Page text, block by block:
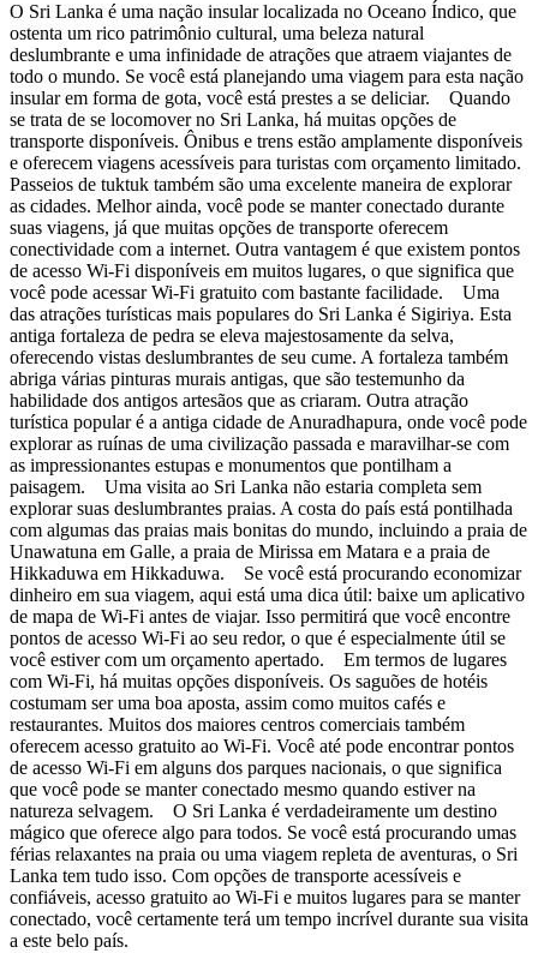
O Sri Lanka é uma nação insular localizada no Oceano Índico, que
ostenta um rico patrimônio cultural, uma beleza natural
deslumbrante e uma infinidade de atrações que atraem viajantes de
todo o mundo. Se você está planejando uma viagem para esta nação
insular em forma de gota, você está prestes a se deliciar. Quando
se trata de se locomover no Sri Lanka, há muitas opções de
transporte disponíveis. Ônibus e trens estão amplamente disponíveis
e oferecem viagens acessíveis para turistas com orçamento limitado.
Passeios de tuktuk também são uma excelente maneira de explorar
as cidades. Melhor ainda, você pode se manter conectado durante
suas viagens, já que muitas opções de transporte oferecem
conectividade com a internet. Outra vantagem é que existem pontos
de acesso Wi-Fi disponíveis em muitos lugares, o que significa que
você pode acessar Wi-Fi gratuito com bastante facilidade. Uma
das atrações turísticas mais populares do Sri Lanka é Sigiriya. Esta
antiga fortaleza de pedra se eleva majestosamente da selva,
oferecendo vistas deslumbrantes de seu cume. A fortaleza também
abriga várias pinturas murais antigas, que são testemunho da
habilidade dos antigos artesãos que as criaram. Outra atração
turística popular é a antiga cidade de Anuradhapura, onde você pode
explorar as ruínas de uma civilização passada e maravilhar-se com
as impressionantes estupas e monumentos que pontilham a
paisagem. Uma visita ao Sri Lanka não estaria completa sem
explorar suas deslumbrantes praias. A costa do país está pontilhada
com algumas das praias mais bonitas do mundo, incluindo a praia de
Unawatuna em Galle, a praia de Mirissa em Matara e a praia de
Hikkaduwa em Hikkaduwa. Se você está procurando economizar
dinheiro em sua viagem, aqui está uma dica útil: baixe um aplicativo
de mapa de Wi-Fi antes de viajar. Isso permitirá que você encontre
pontos de acesso Wi-Fi ao seu redor, o que é especialmente útil se
você estiver com um orçamento apertado. Em termos de lugares
com Wi-Fi, há muitas opções disponíveis. Os saguões de hotéis
costumam ser uma boa aposta, assim como muitos cafés e
restaurantes. Muitos dos maiores centros comerciais também
oferecem acesso gratuito ao Wi-Fi. Você até pode encontrar pontos
de acesso Wi-Fi em alguns dos parques nacionais, o que significa
que você pode se manter conectado mesmo quando estiver na
natureza selvagem. O Sri Lanka é verdadeiramente um destino
mágico que oferece algo para todos. Se você está procurando umas
férias relaxantes na praia ou uma viagem repleta de aventuras, o Sri
Lanka tem tudo isso. Com opções de transporte acessíveis e
confiáveis, acesso gratuito ao Wi-Fi e muitos lugares para se manter
conectado, você certamente terá um tempo incrível durante sua visita
a este belo país.